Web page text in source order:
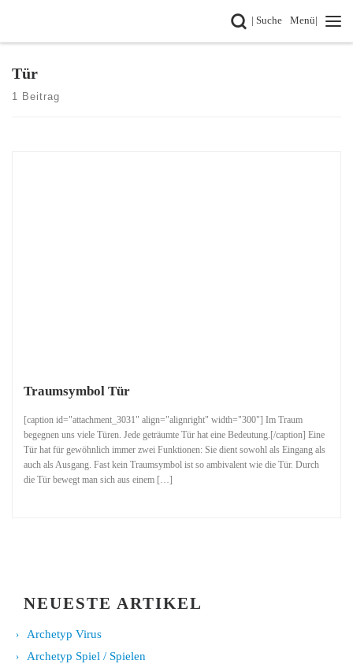
| SucheSearch
Menü|
Tür
1 Beitrag
Traumsymbol Tür
[caption id="attachment_3031" align="alignright" width="300"] Im Traum
begegnen uns viele Türen. Jede geträumte Tür hat eine Bedeutung.[/caption] Eine
Tür hat für gewöhnlich immer zwei Funktionen: Sie dient sowohl als Eingang als
auch als Ausgang. Fast kein Traumsymbol ist so ambivalent wie die Tür. Durch
die Tür bewegt man sich aus einem […]
NEUESTE ARTIKEL
Archetyp Virus
Archetyp Spiel / Spielen